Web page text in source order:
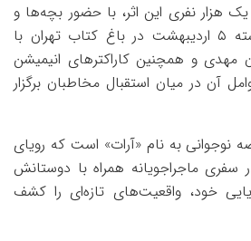
هزار نفری این اثر، با حضور بچه‌ها و
خانواده‌هایشان روز گذشته ۵ اردیبهشت‌ در باغ کتاب تهران با
مهدی و همچنین کاراکترهای انیمیشن
آن در میان استقبال مخاطبان برگزار
نوجوانی به نام «آرات» است که رویای
سفری ماجراجویانه همراه با دوستانش
خود، واقعیت‌های تازه‌ای را کشف